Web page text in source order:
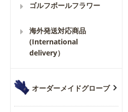
ゴルフボールフラワー
海外発送対応商品
(International
delivery）
オーダーメイドグローブ